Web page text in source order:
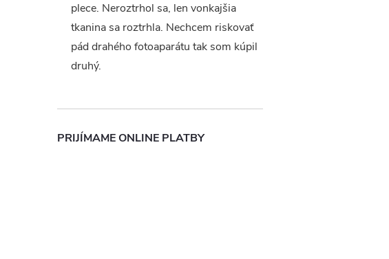
plece. Neroztrhol sa, len vonkajšia
tkanina sa roztrhla. Nechcem riskovať
pád drahého fotoaparátu tak som kúpil
druhý.
PRIJÍMAME ONLINE PLATBY